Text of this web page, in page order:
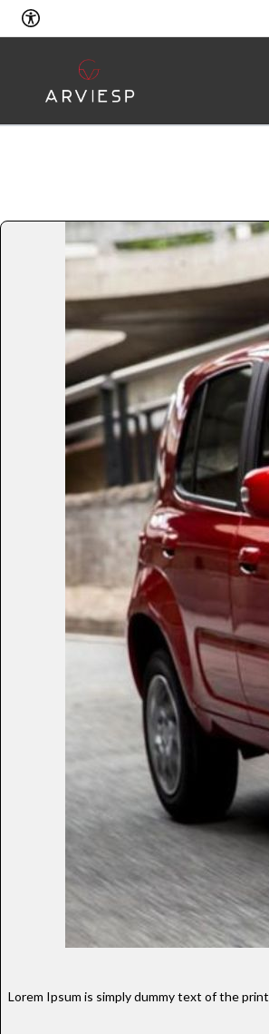
Lorem Ipsum is simply dummy text of the